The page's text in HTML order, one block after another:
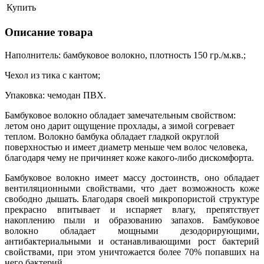
Купить
Описание товара
Наполнитель: бамбуковое волокно, плотность 150 гр./м.кв.;
Чехол из тика с кантом;
Упаковка: чемодан ПВХ.
Бамбуковое волокно обладает замечательным свойством:
летом оно дарит ощущение прохлады, а зимой согревает
теплом. Волокно бамбука обладает гладкой округлой
поверхностью и имеет диаметр меньше чем волос человека,
благодаря чему не причиняет коже какого-либо дискомфорта.
Бамбуковое волокно имеет массу достоинств, оно обладает
вентиляционными свойствами, что дает возможность коже
свободно дышать. Благодаря своей микропористой структуре
прекрасно впитывает и испаряет влагу, препятствует
накоплению пыли и образованию запахов. Бамбуковое
волокно обладает мощными дезодорирующими,
антибактериальными и останавливающими рост бактерий
свойствами, при этом уничтожается более 70% попавших на